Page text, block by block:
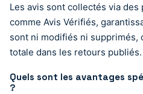
Les avis sont collectés via
comme Avis Vérifiés,
sont ni modifiés ni supprimés,
totale dans les retours publiés.
Quels sont les avantages
?